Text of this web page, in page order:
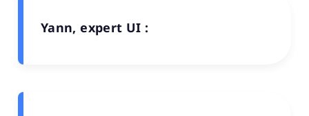
Yann, expert UI :